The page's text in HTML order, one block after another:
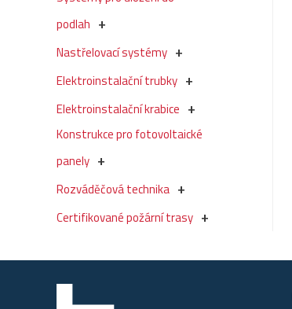
podlah
Nastřelovací systémy
Elektroinstalační trubky
Elektroinstalační krabice
Konstrukce pro fotovoltaické
panely
Rozváděčová technika
Certifikované požární trasy